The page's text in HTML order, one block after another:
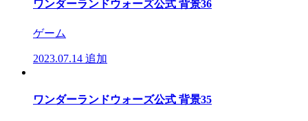
ワンダーランドウォーズ公式 背景36
ゲーム
2023.07.14 追加
ワンダーランドウォーズ公式 背景35